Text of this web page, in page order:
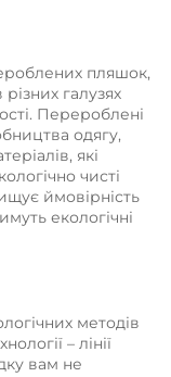
пляшок,
галузях
Перероблені
одягу,
які
чисті
ймовірність
екологічні
методів
– лінії
вам не